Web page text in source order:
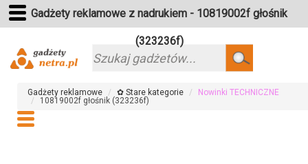
Gadżety reklamowe z nadrukiem - 10819002f głośnik
(323236f)
Szukaj
Gadżety reklamowe ✿ Stare kategorie
Nowinki TECHNICZNE
10819002f głośnik (323236f)